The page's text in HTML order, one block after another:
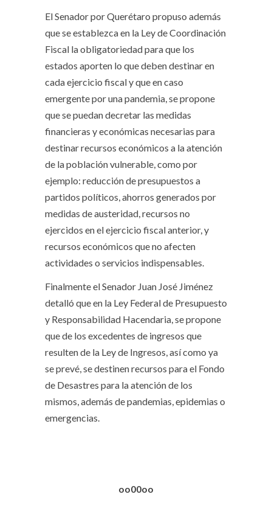
El Senador por Querétaro propuso además
que se establezca en la Ley de Coordinación
Fiscal la obligatoriedad para que los
estados aporten lo que deben destinar en
cada ejercicio fiscal y que en caso
emergente por una pandemia, se propone
que se puedan decretar las medidas
financieras y económicas necesarias para
destinar recursos económicos a la atención
de la población vulnerable, como por
ejemplo: reducción de presupuestos a
partidos políticos, ahorros generados por
medidas de austeridad, recursos no
ejercidos en el ejercicio fiscal anterior, y
recursos económicos que no afecten
actividades o servicios indispensables.
Finalmente el Senador Juan José Jiménez
detalló que en la Ley Federal de Presupuesto
y Responsabilidad Hacendaria, se propone
que de los excedentes de ingresos que
resulten de la Ley de Ingresos, así como ya
se prevé, se destinen recursos para el Fondo
de Desastres para la atención de los
mismos, además de pandemias, epidemias o
emergencias.
oo00oo